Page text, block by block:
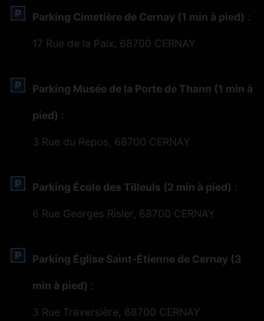
Parking Cimetière de Cernay (1 min à pied) :
17 Rue de la Paix, 68700 CERNAY
Parking Musée de la Porte de Thann (1 min à
pied) :
3 Rue du Repos, 68700 CERNAY
Parking École des Tilleuls (2 min à pied) :
6 Rue Georges Risler, 68700 CERNAY
Parking Église Saint-Étienne de Cernay (3
min à pied) :
3 Rue Traversière, 68700 CERNAY